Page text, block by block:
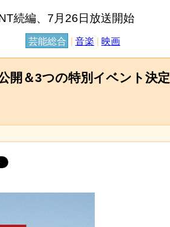
続編、7月26日放送開始
芸能総合 音楽 映画
開＆3つの特別イベント決定